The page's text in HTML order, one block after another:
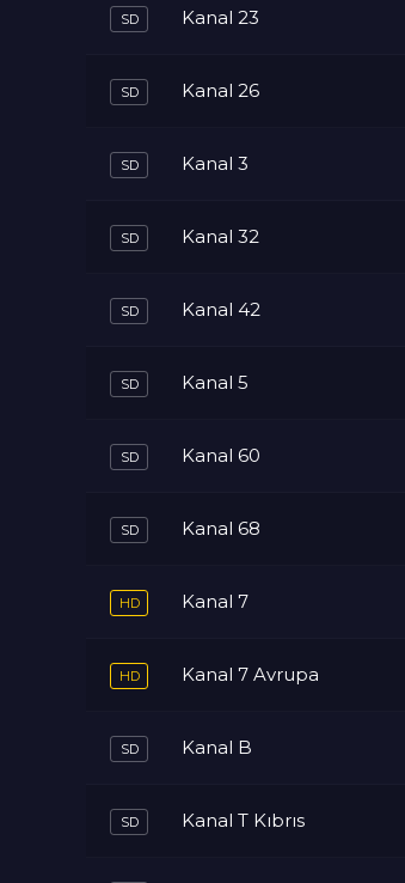
Kanal 23
Kanal 26
Kanal 3
Kanal 32
Kanal 42
Kanal 5
Kanal 60
Kanal 68
Kanal 7
Kanal 7 Avrupa
Kanal B
Kanal T Kıbrıs